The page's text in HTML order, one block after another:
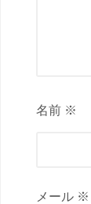
名前 ※
メール ※